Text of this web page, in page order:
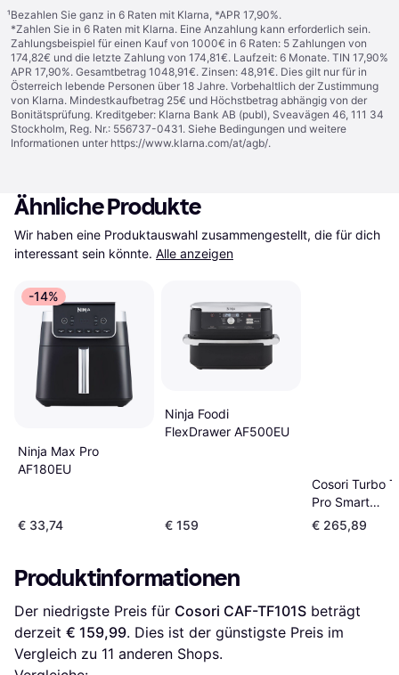
¹Bezahlen Sie ganz in 6 Raten mit Klarna, *APR 17,90%.
*Zahlen Sie in 6 Raten mit Klarna. Eine Anzahlung kann erforderlich sein.
Zahlungsbeispiel für einen Kauf von 1000€ in 6 Raten: 5 Zahlungen von
174,82€ und die letzte Zahlung von 174,81€. Laufzeit: 6 Monate. TIN 17,90%
APR 17,90%. Gesamtbetrag 1048,91€. Zinsen: 48,91€. Dies gilt nur für in
Österreich lebende Personen über 18 Jahre. Vorbehaltlich der Zustimmung
von Klarna. Mindestkaufbetrag 25€ und Höchstbetrag abhängig von der
Bonitätsprüfung. Kreditgeber: Klarna Bank AB (publ), Sveavägen 46, 111 34
Stockholm, Reg. Nr.: 556737-0431. Siehe Bedingungen und weitere
Informationen unter https://www.klarna.com/at/agb/.
Ähnliche Produkte
Wir haben eine Produktauswahl zusammengestellt, die für dich
interessant sein könnte. Alle anzeigen
-14%
Ninja Max Pro
AF180EU
€ 33,74
Ninja Foodi
FlexDrawer AF500EU
€ 159
Cosori Turbo
Pro Smart
Watt
€ 265,89
Produktinformationen
Der niedrigste Preis für Cosori CAF-TF101S beträgt
derzeit € 159,99. Dies ist der günstigste Preis im
Vergleich zu 11 anderen Shops.